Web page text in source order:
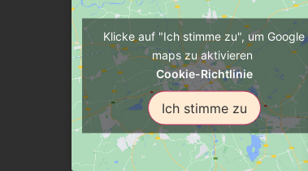
Klicke auf "Ich stimme zu", um Google
maps zu aktivieren
Cookie-Richtlinie
Ich stimme zu